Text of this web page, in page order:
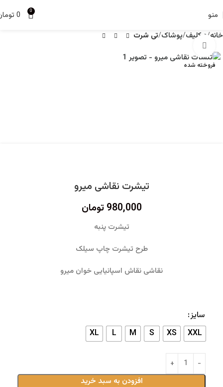
منو 0
0
خانه د کلیف پوشاک تی شرت
فروخته شده
تیشرت نقاشی میرو
980,000 تومان
تیشرت پنبه
طرح تیشرت چاپ سیلک
نقاشی نقاش اسپانیایی خوان میرو
سایز
XXL
XS
S
M
L
XL
افزودن به سبد خرید